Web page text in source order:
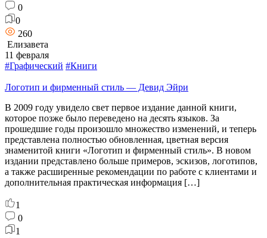
0
0
260
Елизавета
11 февраля
#Графический #Книги
Логотип и фирменный стиль — Девид Эйри
В 2009 году увидело свет первое издание данной книги,
которое позже было переведено на десять языков. За
прошедшие годы произошло множество изменений, и теперь
представлена полностью обновленная, цветная версия
знаменитой книги «Логотип и фирменный стиль». В новом
издании представлено больше примеров, эскизов, логотипов,
а также расширенные рекомендации по работе с клиентами и
дополнительная практическая информация […]
1
0
1